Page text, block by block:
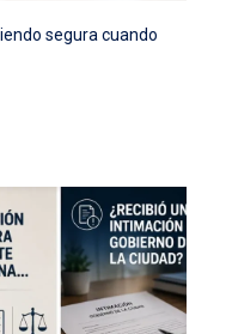
segura cuando